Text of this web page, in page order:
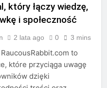
który łączy wiedzę,
i społeczność
2 lata ago 0 3 mins
to
które przyciąga uwagę
dzięki